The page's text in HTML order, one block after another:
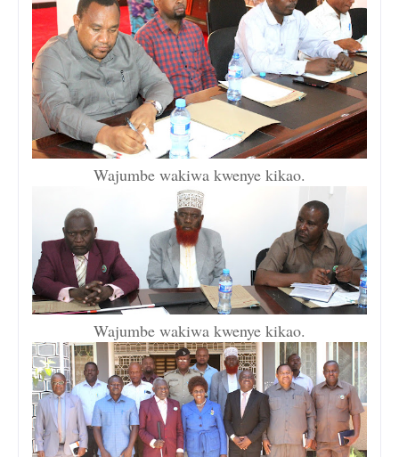
Wajumbe wakiwa kwenye kikao.
Wajumbe wakiwa kwenye kikao.